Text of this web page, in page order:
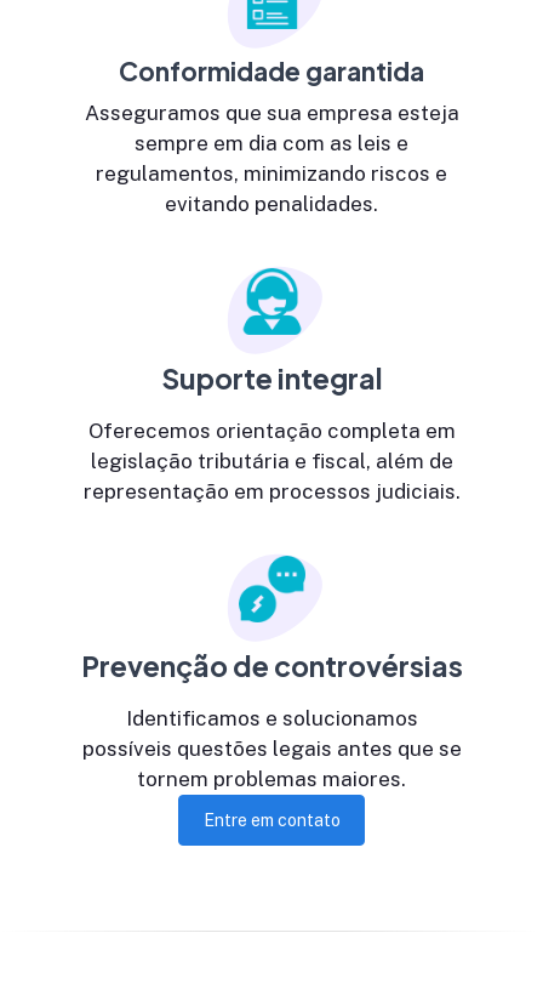
Conformidade garantida
Asseguramos que sua empresa esteja
sempre em dia com as leis e
regulamentos, minimizando riscos e
evitando penalidades.
Suporte integral
Oferecemos orientação completa em
legislação tributária e fiscal, além de
representação em processos judiciais.
Prevenção de controvérsias
Identificamos e solucionamos
possíveis questões legais antes que se
tornem problemas maiores.
Entre em contato